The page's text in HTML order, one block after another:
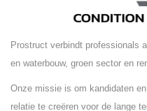
Prostruct verbindt professionals
en waterbouw, groen sector en
Onze missie is om kandidaten
relatie te creëren voor de lange